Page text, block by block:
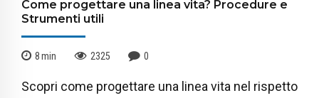
Come progettare una linea vita? Procedure e
Strumenti utili
8min 2325 0
Scopri come progettare una linea vita nel rispetto